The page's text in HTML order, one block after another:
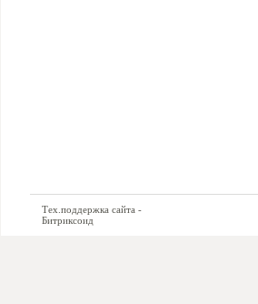
Тех.поддержка сайта -
Битриксоид